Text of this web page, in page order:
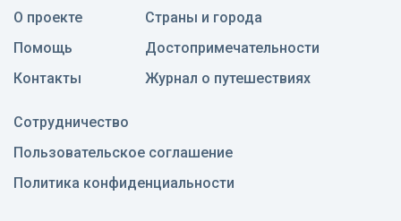
О проекте
Помощь
Контакты
Страны и города
Достопримечательности
Журнал о путешествиях
Сотрудничество
Пользовательское соглашение
Политика конфиденциальности